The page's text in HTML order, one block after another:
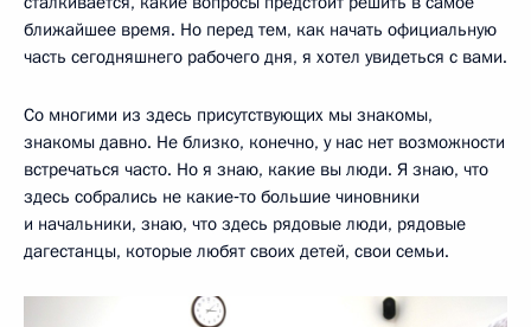
ближайшее время. Но перед тем, как начать официальную
часть сегодняшнего рабочего дня, я хотел увидеться с вами.
Со многими из здесь присутствующих мы знакомы,
знакомы давно. Не близко, конечно, у нас нет возможности
встречаться часто. Но я знаю, какие вы люди. Я знаю, что
здесь собрались не какие‑то большие чиновники
и начальники, знаю, что здесь рядовые люди, рядовые
дагестанцы, которые любят своих детей, свои семьи.